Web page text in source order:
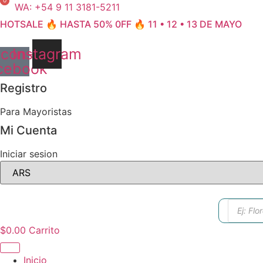
Ir
al
WA: +54 9 11 3181-5211
HOTSALE 🔥 HASTA 50% 0FF 🔥 11 • 12 • 13 DE MAYO
Instagram
Registro
Para Mayoristas
Mi Cuenta
Iniciar sesion
de
$0.00 Carrito
Inicio